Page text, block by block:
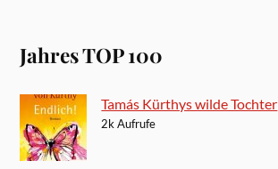
Jahres TOP 100
Tamás Kürthys wilde Tochter
2k Aufrufe